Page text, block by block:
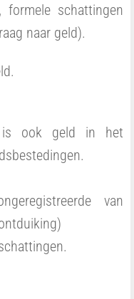
formele schattingen
naar geld).
ook geld in het
van